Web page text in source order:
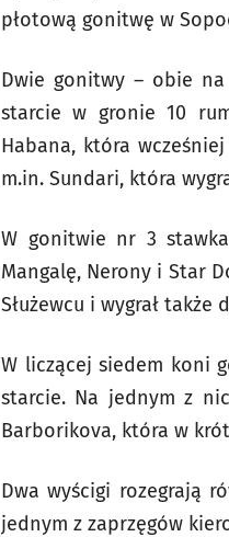
płotową gonitwę w
Dwie gonitwy – obie
starcie w gronie 10
Habana, która
m.in. Sundari, która
W gonitwie nr 3
Mangalę, Nerony i Star
Służewcu i wygrał także
W liczącej siedem koni
starcie. Na jednym z
Barborikova, która w
Dwa wyścigi rozegrają
jednym z zaprzęgów